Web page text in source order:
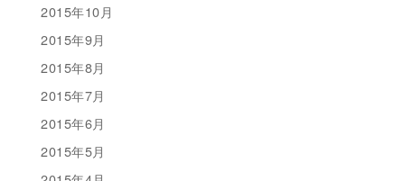
2015年10月
2015年9月
2015年8月
2015年7月
2015年6月
2015年5月